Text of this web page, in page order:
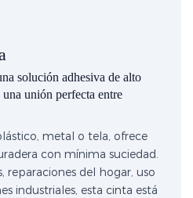
solución adhesiva de alto
unión perfecta entre
metal o tela, ofrece
con mínima suciedad.
reparaciones del hogar, uso
industriales, esta cinta está